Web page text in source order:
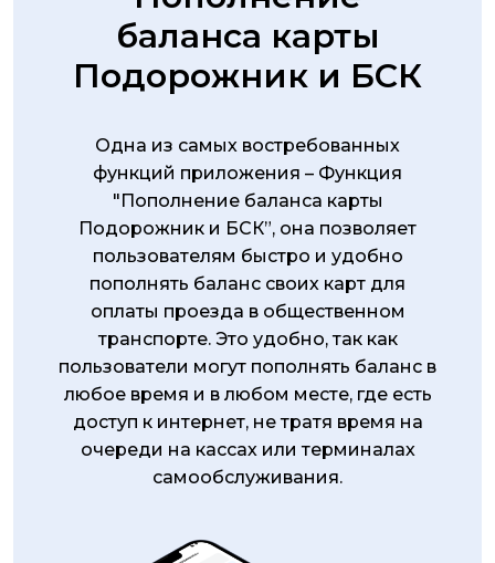
баланса карты
Подорожник и БСК
Одна из самых востребованных
функций приложения – Функция
"Пополнение баланса карты
Подорожник и БСК”, она позволяет
пользователям быстро и удобно
пополнять баланс своих карт для
оплаты проезда в общественном
транспорте. Это удобно, так как
пользователи могут пополнять баланс в
любое время и в любом месте, где есть
доступ к интернет, не тратя время на
очереди на кассах или терминалах
самообслуживания.